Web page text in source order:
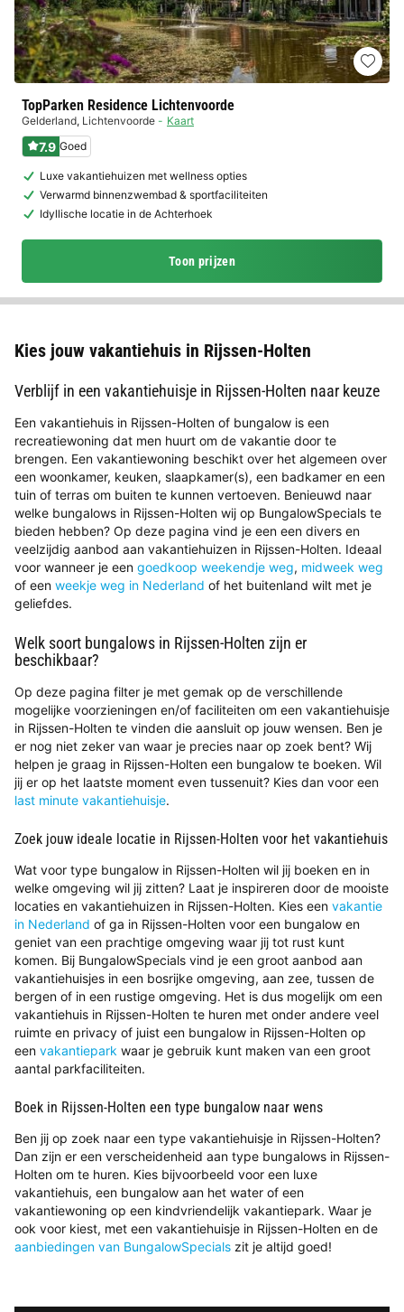
TopParken Residence Lichtenvoorde
Gelderland, Lichtenvoorde Kaart
7.9 Goed
Luxe vakantiehuizen met wellness opties
Verwarmd binnenzwembad & sportfaciliteiten
Idyllische locatie in de Achterhoek
Toon prijzen
Kies jouw vakantiehuis in Rijssen-Holten
Verblijf in een vakantiehuisje in Rijssen-Holten naar keuze
Een vakantiehuis in Rijssen-Holten of bungalow is een
recreatiewoning dat men huurt om de vakantie door te
brengen. Een vakantiewoning beschikt over het algemeen over
een woonkamer, keuken, slaapkamer(s), een badkamer en een
tuin of terras om buiten te kunnen vertoeven. Benieuwd naar
welke bungalows in Rijssen-Holten wij op BungalowSpecials te
bieden hebben? Op deze pagina vind je een een divers en
veelzijdig aanbod aan vakantiehuizen in Rijssen-Holten. Ideaal
voor wanneer je een goedkoop weekendje weg, midweek weg
of een weekje weg in Nederland of het buitenland wilt met je
geliefdes.
Welk soort bungalows in Rijssen-Holten zijn er
beschikbaar?
Op deze pagina filter je met gemak op de verschillende
mogelijke voorzieningen en/of faciliteiten om een vakantiehuisje
in Rijssen-Holten te vinden die aansluit op jouw wensen. Ben je
er nog niet zeker van waar je precies naar op zoek bent? Wij
helpen je graag in Rijssen-Holten een bungalow te boeken. Wil
jij er op het laatste moment even tussenuit? Kies dan voor een
last minute vakantiehuisje.
Zoek jouw ideale locatie in Rijssen-Holten voor het vakantiehuis
Wat voor type bungalow in Rijssen-Holten wil jij boeken en in
welke omgeving wil jij zitten? Laat je inspireren door de mooiste
locaties en vakantiehuizen in Rijssen-Holten. Kies een vakantie
in Nederland of ga in Rijssen-Holten voor een bungalow en
geniet van een prachtige omgeving waar jij tot rust kunt
komen. Bij BungalowSpecials vind je een groot aanbod aan
vakantiehuisjes in een bosrijke omgeving, aan zee, tussen de
bergen of in een rustige omgeving. Het is dus mogelijk om een
vakantiehuis in Rijssen-Holten te huren met onder andere veel
ruimte en privacy of juist een bungalow in Rijssen-Holten op
een vakantiepark waar je gebruik kunt maken van een groot
aantal parkfaciliteiten.
Boek in Rijssen-Holten een type bungalow naar wens
Ben jij op zoek naar een type vakantiehuisje in Rijssen-Holten?
Dan zijn er een verscheidenheid aan type bungalows in Rijssen-
Holten om te huren. Kies bijvoorbeeld voor een luxe
vakantiehuis, een bungalow aan het water of een
vakantiewoning op een kindvriendelijk vakantiepark. Waar je
ook voor kiest, met een vakantiehuisje in Rijssen-Holten en de
aanbiedingen van BungalowSpecials zit je altijd goed!